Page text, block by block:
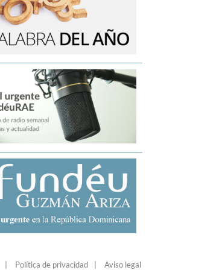
Política de privacidad Aviso legal